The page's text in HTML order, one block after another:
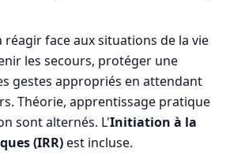
réagir face aux situations de la vie
les secours, protéger une
gestes appropriés en attendant
Théorie, apprentissage pratique
sont alternés. L'Initiation à la
(IRR)est incluse.